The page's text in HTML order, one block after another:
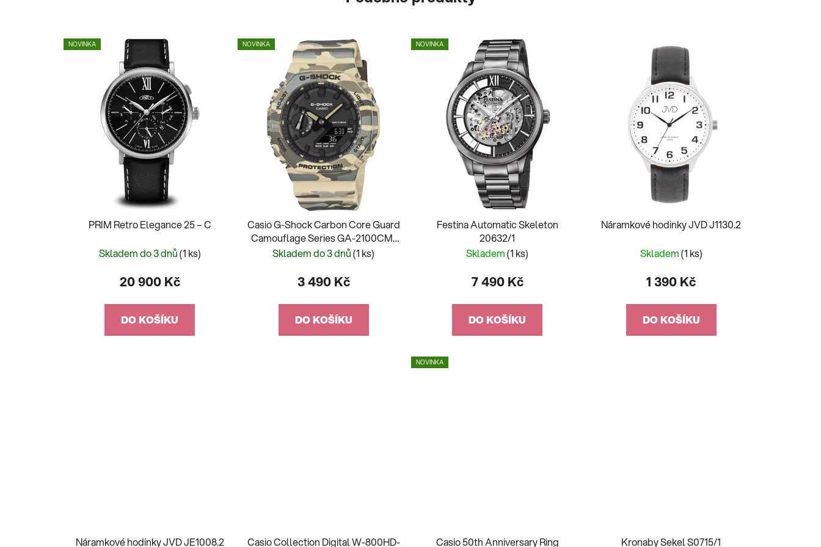
NOVINKA
PRIM Retro Elegance 25 – C
Skladem do 3 dnů(1 ks)
20 900 Kč
DO KOŠÍKU
NOVINKA
Casio G-Shock Carbon Core Guard
Camouflage Series GA-2100CM-
5AER
Skladem do 3 dnů(1 ks)
3 490 Kč
DO KOŠÍKU
NOVINKA
Festina Automatic Skeleton
20632/1
Skladem(1 ks)
7 490 Kč
DO KOŠÍKU
Náramkové hodinky JVD J1130.2
Skladem(1 ks)
1 390 Kč
DO KOŠÍKU
Náramkové hodinky JVD JE1008.2 Casio Collection Digital W-800HD-
NOVINKA
Casio 50th Anniversary Ring Kronaby Sekel S0715/1